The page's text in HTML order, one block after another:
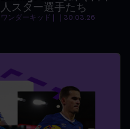
人スター選手たち
ワンダーキッド | | 30.03.26